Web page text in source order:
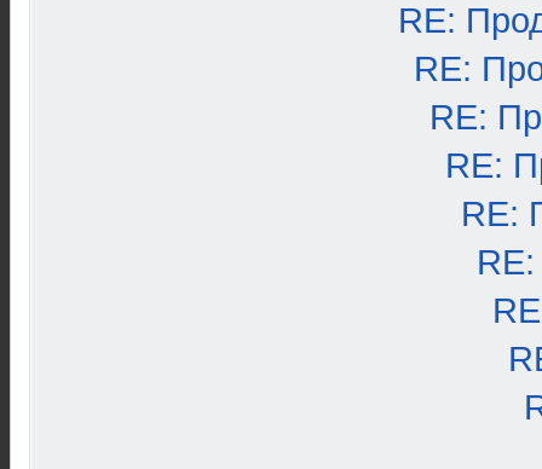
RE:
RE:
RE:
RE:
RE: